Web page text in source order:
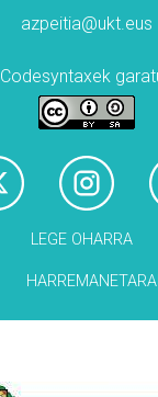
azpeitia@ukt.eus
Codesyntaxek
LEGE OHARRA